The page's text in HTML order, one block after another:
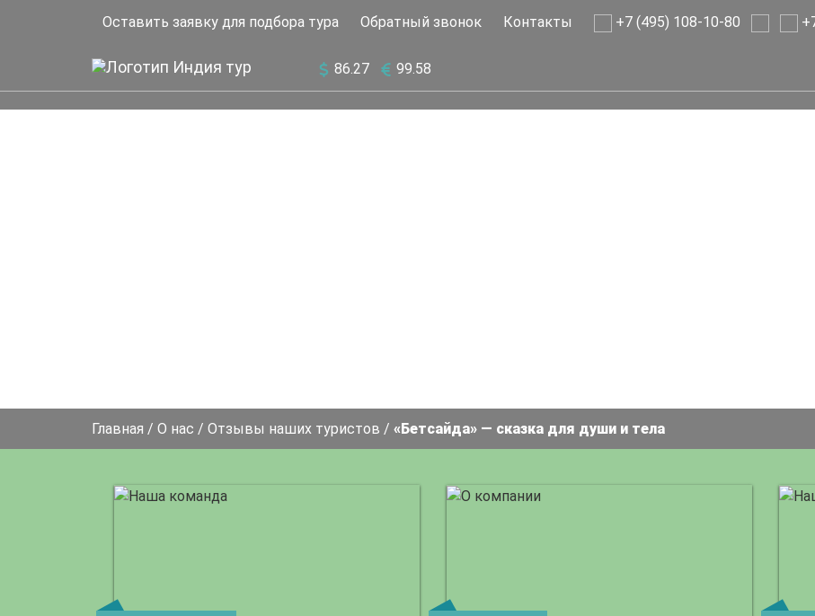
Оставить заявку для подбора тура Обратный звонок Контакты +7 (495) 108-10-80
86.27
99.58
Главная / О нас / Отзывы наших туристов / «Бетсайда» — сказка для души и тела